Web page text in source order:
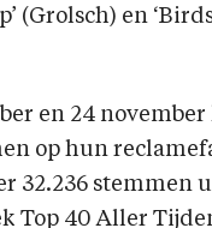
(Grolsch) en
en 24
op hun
32.236 stemmen
Top 40 Aller